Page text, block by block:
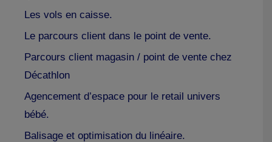
Les vols en caisse.
Le parcours client dans le point de vente.
Parcours client magasin / point de vente chez
Décathlon
Agencement d’espace pour le retail univers
bébé.
Balisage et optimisation du linéaire.